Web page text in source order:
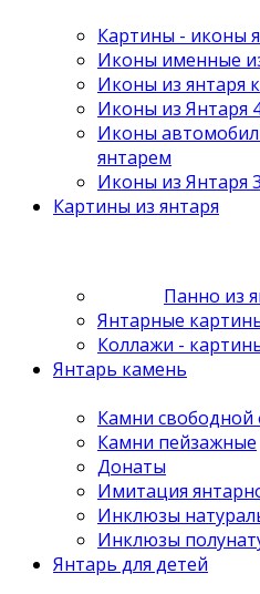
Картины - иконы
Иконы именные
Иконы из янтаря
Иконы из Янтаря
Иконы
янтарем
Иконы из Янтаря
Картины из янтаря
Панно из
Янтарные
Коллажи -
Янтарь камень
Камни
Камни пейзажные
Донаты
Имитация
Инклюзы
Инклюзы
Янтарь для детей